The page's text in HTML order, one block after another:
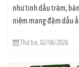
như tinh dầu tràm,
niệm mang đậm dấu
Thứ ba, 02/06/2026